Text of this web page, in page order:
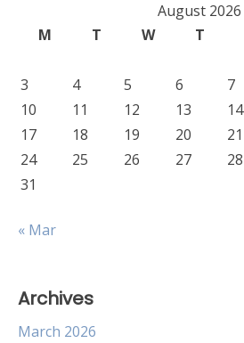
August 2026
M
T W T
3
4 5 6 7
10
11 12 13 14
17
18 19 20 21
24
25 26 27 28
31
« Mar
Archives
March 2026